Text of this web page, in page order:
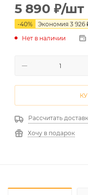
5 890 ₽/шт
-40% Экономия 3 926
Нет в наличии
Рассчитать
Хочу в подарок